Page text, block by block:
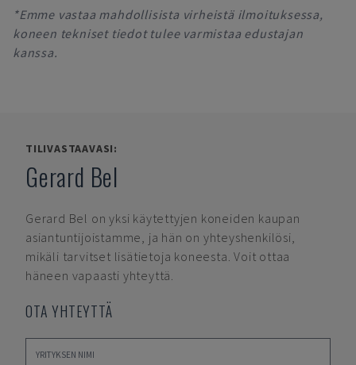
*Emme vastaa mahdollisista virheistä ilmoituksessa,
koneen tekniset tiedot tulee varmistaa edustajan
kanssa.
TILIVASTAAVASI:
Gerard Bel
Gerard Bel on yksi käytettyjen koneiden kaupan
asiantuntijoistamme, ja hän on yhteyshenkilösi,
mikäli tarvitset lisätietoja koneesta. Voit ottaa
häneen vapaasti yhteyttä.
OTA YHTEYTTÄ